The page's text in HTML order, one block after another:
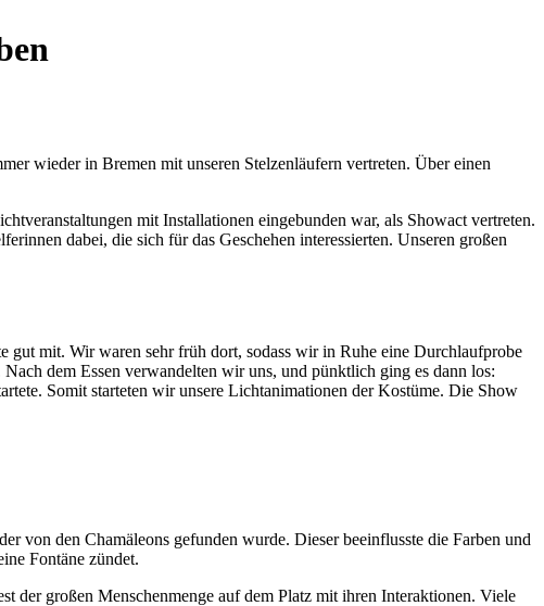
wieder in Bremen mit unseren Stelzenläufern vertreten. Über einen
mit Installationen eingebunden war, als Showact vertreten.
dabei, die sich für das Geschehen interessierten. Unseren großen
gut mit. Wir waren sehr früh dort, sodass wir in Ruhe eine Durchlaufprobe
dem Essen verwandelten wir uns, und pünktlich ging es dann los:
Somit starteten wir unsere Lichtanimationen der Kostüme. Die Show
von den Chamäleons gefunden wurde. Dieser beeinflusste die Farben und
Fontäne zündet.
der großen Menschenmenge auf dem Platz mit ihren Interaktionen. Viele